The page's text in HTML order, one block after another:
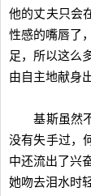
他的丈夫只会
性感的嘴唇了
足，所以这么
由自主地献身
基斯虽然不
没有失手过，
中还流出了兴
她吻去泪水时